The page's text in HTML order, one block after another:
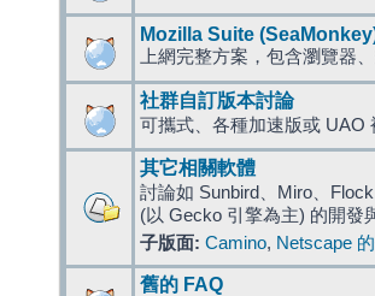
Mozilla Suite
上網完整方案，包含瀏覽器
社群自訂版本討論
可攜式、各種加速版或 UAO
其它相關軟體
討論如 Sunbird、Miro、
(以 Gecko 引擎為主) 的開發
子版面: Camino, Netscape
舊的 FAQ